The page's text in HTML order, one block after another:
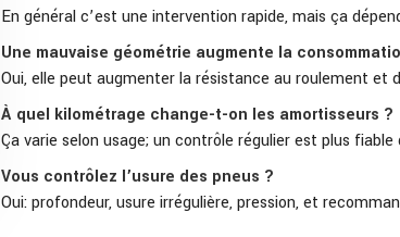
En général c’est une intervention rapide, mais ça
Une mauvaise géométrie augmente la
Oui, elle peut augmenter la résistance au roulement et
À quel kilométrage change-t-on les amortisseurs ?
Ça varie selon usage; un contrôle régulier est plus
Vous contrôlez l’usure des pneus ?
Oui: profondeur, usure irrégulière, pression, et